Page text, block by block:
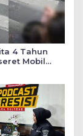
4 Tahun
Mobil